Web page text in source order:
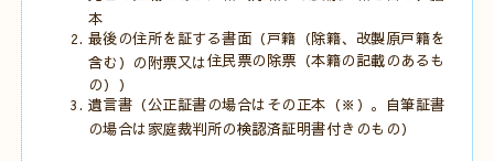
本
最後の住所を証する書面（戸籍（除籍、改製原戸籍を
含む）の附票又は住民票の除票（本籍の記載のあるも
の））
遺言書（公正証書の場合はその正本（※）。自筆証書
の場合は家庭裁判所の検認済証明書付きのもの）